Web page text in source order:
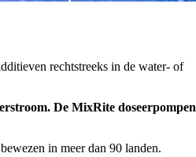
rechtstreeks in de water- of
De MixRite doseerpompen
in meer dan 90 landen.